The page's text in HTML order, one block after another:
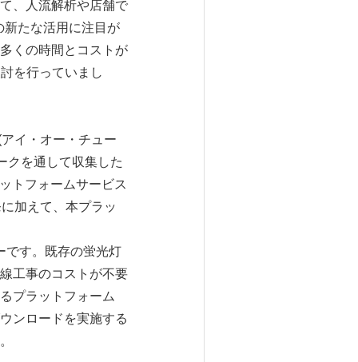
、人流解析や店舗で
たな活用に注目が
くの時間とコストが
を行っていまし
イ・オー・チュー
クを通して収集した
トフォームサービス
加えて、本プラッ
です。既存の蛍光灯
工事のコストが不要
プラットフォーム
ンロードを実施する